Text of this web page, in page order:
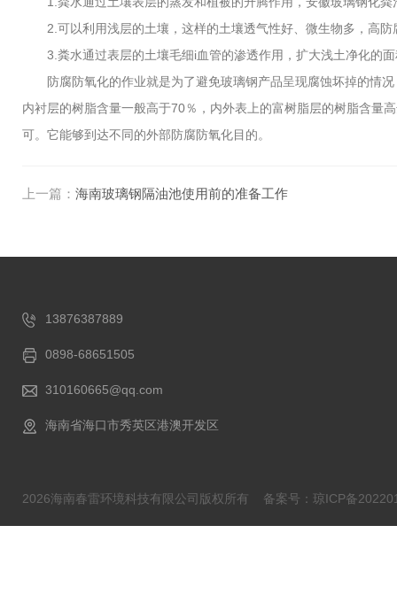
2.可以利用浅层的土壤，这样的土壤透气性好、微生物多，高防
3.粪水通过表层的土壤毛细i血管的渗透作用，扩大浅土净化的面
防腐防氧化的作业就是为了避免玻璃钢产品呈现腐蚀坏掉的情况
内衬层的树脂含量一般高于70％，内外表上的富树脂层的树脂含量
可。它能够到达不同的外部防腐防氧化目的。
上一篇： 海南玻璃钢隔油池使用前的准备工作
13876387889
0898-68651505
310160665@qq.com
海南省海口市秀英区港澳开发区
2026海南春雷环境科技有限公司版权所有 备案号：琼ICP备